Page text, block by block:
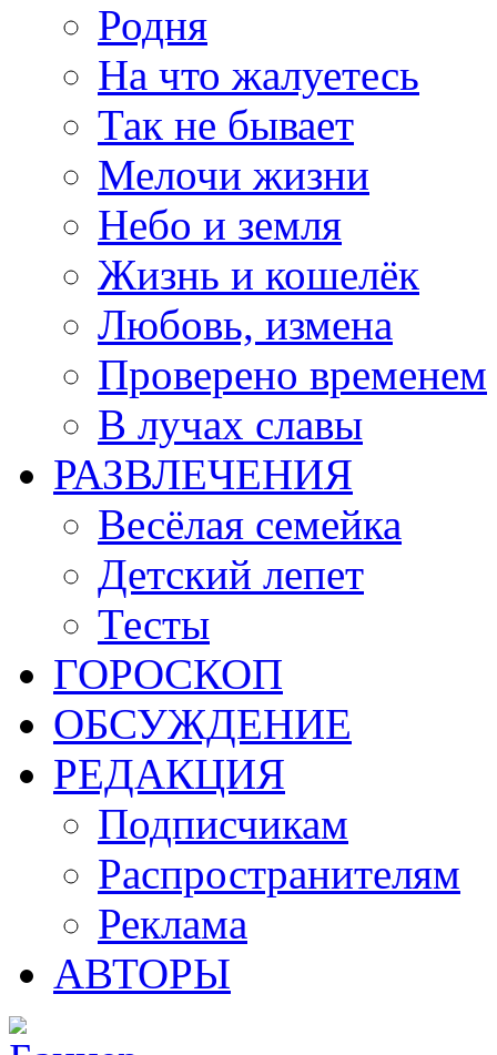
Родня
На что жалуетесь
Так не бывает
Мелочи жизни
Небо и земля
Жизнь и кошелёк
Любовь, измена
Проверено временем
В лучах славы
РАЗВЛЕЧЕНИЯ
Весёлая семейка
Детский лепет
Тесты
ГОРОСКОП
ОБСУЖДЕНИЕ
РЕДАКЦИЯ
Подписчикам
Распространителям
Реклама
АВТОРЫ